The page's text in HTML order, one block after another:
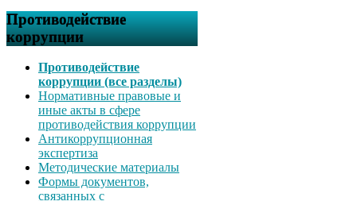
Противодействие
коррупции
Противодействие
коррупции (все разделы)
Нормативные правовые и
иные акты в сфере
противодействия коррупции
Антикоррупционная
экспертиза
Методические материалы
Формы документов,
связанных с